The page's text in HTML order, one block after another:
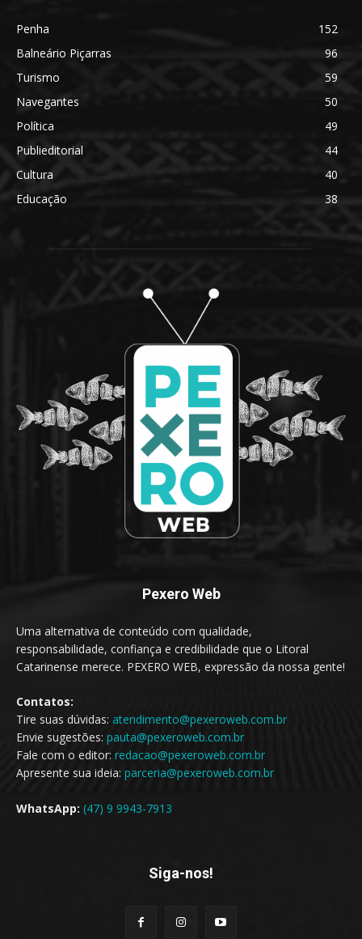
Penha
152
Balneário Piçarras
96
Turismo
59
Navegantes
50
Política
49
Publieditorial
44
Cultura
40
Educação
38
Pexero Web
Uma alternativa de conteúdo com qualidade,
responsabilidade, confiança e credibilidade que o Litoral
Catarinense merece. PEXERO WEB, expressão da nossa gente!
Contatos:
Tire suas dúvidas: atendimento@pexeroweb.com.br
Envie sugestões: pauta@pexeroweb.com.br
Fale com o editor: redacao@pexeroweb.com.br
Apresente sua ideia: parceria@pexeroweb.com.br
WhatsApp: (47) 9 9943-7913
Siga-nos!